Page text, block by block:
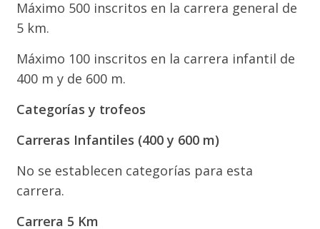
Máximo 500 inscritos en la carrera general de
5 km.
Máximo 100 inscritos en la carrera infantil de
400 m y de 600 m.
Categorías y trofeos
Carreras Infantiles (400 y 600 m)
No se establecen categorías para esta
carrera.
Carrera 5 Km